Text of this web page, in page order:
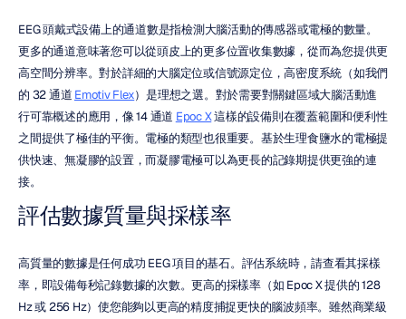
EEG 頭戴式設備上的通道數是指檢測大腦活動的傳感器或電極的數量。
更多的通道意味著您可以從頭皮上的更多位置收集數據，從而為您提供更
高空間分辨率。對於詳細的大腦定位或信號源定位，高密度系統（如我們
的 32 通道 Emotiv Flex）是理想之選。對於需要對關鍵區域大腦活動進
行可靠概述的應用，像 14 通道 Epoc X 這樣的設備則在覆蓋範圍和便利性
之間提供了極佳的平衡。電極的類型也很重要。基於生理食鹽水的電極提
供快速、無凝膠的設置，而凝膠電極可以為更長的記錄期提供更強的連
接。
評估數據質量與採樣率
高質量的數據是任何成功 EEG 項目的基石。評估系統時，請查看其採樣
率，即設備每秒記錄數據的次數。更高的採樣率（如 Epoc X 提供的 128
Hz 或 256 Hz）使您能夠以更高的精度捕捉更快的腦波頻率。雖然商業級